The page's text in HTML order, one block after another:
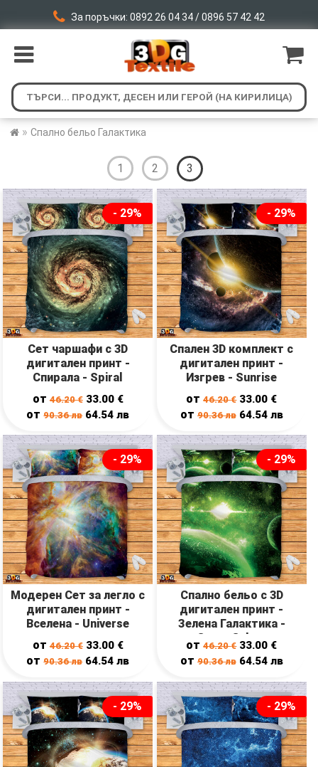
За поръчки: 0892 26 04 34 / 0896 57 42 42
» Спално бельо Галактика
1 2 3
- 29%
Сет чаршафи с 3D
дигитален принт -
Спирала - Spiral
от46.20€ 33.00 €
от90.36лв 64.54лв
- 29%
Спален 3D комплект с
дигитален принт -
Изгрев - Sunrise
от46.20€ 33.00 €
от 90.36лв 64.54 лв
- 29%
Модерен Сет за легло с
дигитален принт -
Вселена - Universe
от46.20€ 33.00 €
от90.36лв 64.54лв
- 29%
Спално бельо с 3D
дигитален принт -
Зелена Галактика -
Green Galaxy
от46.20€ 33.00 €
от 90.36лв 64.54 лв
- 29% - 29%